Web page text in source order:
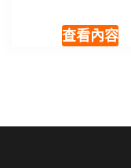
查看內容